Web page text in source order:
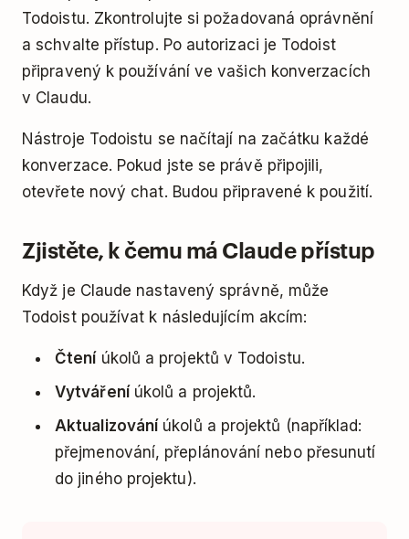
Todoistu. Zkontrolujte si požadovaná oprávnění
a schvalte přístup. Po autorizaci je Todoist
připravený k používání ve vašich konverzacích
v Claudu.
Nástroje Todoistu se načítají na začátku každé
konverzace. Pokud jste se právě připojili,
otevřete nový chat. Budou připravené k použití.
Zjistěte, k čemu má Claude přístup
Když je Claude nastavený správně, může
Todoist používat k následujícím akcím:
Čtení úkolů a projektů v Todoistu.
Vytvářeníúkolů a projektů.
Aktualizování úkolů a projektů (například:
přejmenování, přeplánování nebo přesunutí
do jiného projektu).